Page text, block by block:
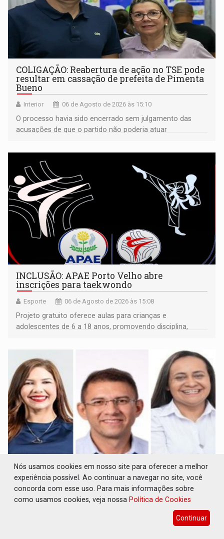
COLIGAÇÃO: Reabertura de ação no TSE pode
resultar em cassação de prefeita de Pimenta
Bueno
Interior 06 de Agosto de 2026 às 15:10
O processo havia sido encerrado sem julgamento das
acusações de que o partido não poderia atuar
INCLUSÃO: APAE Porto Velho abre
inscrições para taekwondo
Esporte 06 de Agosto de 2026 às 15:08
Projeto gratuito oferece aulas para crianças e
adolescentes de 6 a 18 anos, promovendo disciplina,
CLUBE DOS R$ 00,00: 21 candidatos declaram
patrimônio zero em Rondônia nas eleições
de 2026
Entre os postulantes sem bens declarados à Justiça
Nós usamos cookies em nosso site para oferecer a melhor
experiência possível. Ao continuar a navegar no site, você
concorda com esse uso. Para mais informações sobre
como usamos cookies, veja nossa Política de Cookies
Continuar